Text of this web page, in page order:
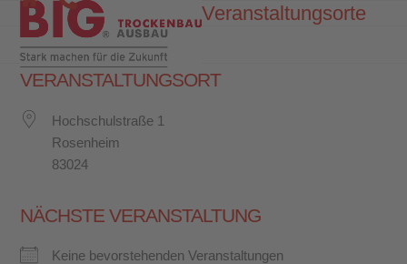
content
Open
mobile
menu
Close
mobile
menu
Veranstaltungsorte
VERANSTALTUNGSORT
Hochschulstraße 1
Rosenheim
83024
NÄCHSTE VERANSTALTUNG
Keine bevorstehenden Veranstaltungen